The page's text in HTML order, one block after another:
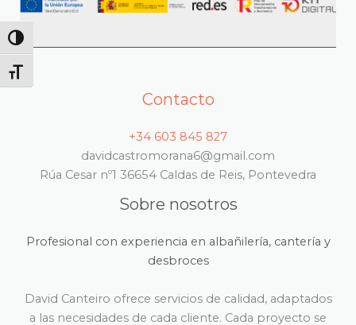
ALTERNAR ALTO CONTRASTE
ALTERNAR TAMAÑO DE LETRA
Contacto
+34 603 845 827
davidcastromorana6@gmail.com
Rúa Cesar nº1 36654 Caldas de Reis, Pontevedra
Sobre nosotros
Profesional con experiencia en albañilería, cantería y
desbroces
David Canteiro ofrece servicios de calidad, adaptados
a las necesidades de cada cliente. Cada proyecto se